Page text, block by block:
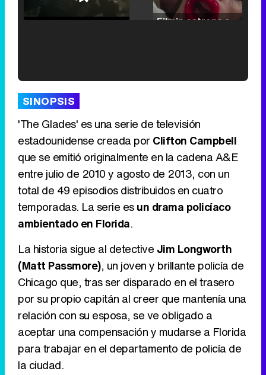
Unmute /
Tráiler de '33 días', la nueva serie de Atresplayer con Julián Villagrán y José Manuel Poga
SINOPSIS
'The Glades' es una serie de televisión
estadounidense creada por Clifton Campbell
que se emitió originalmente en la cadena A&E
entre julio de 2010 y agosto de 2013, con un
total de 49 episodios distribuidos en cuatro
temporadas. La serie esun drama policíaco
ambientado en Florida.
La historia sigue al detective Jim Longworth
(Matt Passmore), un joven y brillante policía de
Chicago que, tras ser disparado en el trasero
por su propio capitán al creer que mantenía una
relación con su esposa, se ve obligado a
aceptar una compensación y mudarse a Florida
para trabajar en el departamento de policía de
la ciudad.